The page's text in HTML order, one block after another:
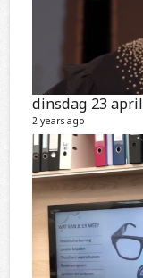
dinsdag 23 april
2 years ago